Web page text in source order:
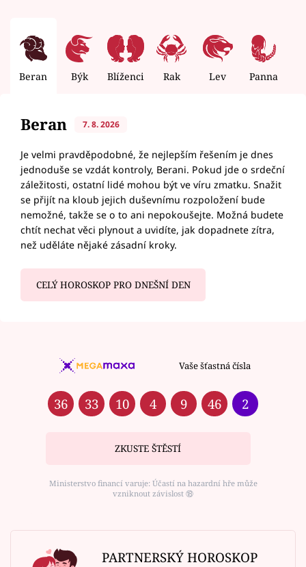
Beran Býk Blíženci Rak Lev Panna
Beran 7. 8. 2026
Je velmi pravděpodobné, že nejlepším řešením je dnes
jednoduše se vzdát kontroly, Berani. Pokud jde o srdeční
záležitosti, ostatní lidé mohou být ve víru zmatku. Snažit
se přijít na kloub jejich duševnímu rozpoložení bude
nemožné, takže se o to ani nepokoušejte. Možná budete
chtít nechat věci plynout a uvidíte, jak dopadnete zítra,
než uděláte nějaké zásadní kroky.
CELÝ HOROSKOP PRO DNEŠNÍ DEN
Vaše šťastná čísla
36 33 10 4 9 46 2
ZKUSTE ŠTĚSTÍ
Ministerstvo financí varuje: Účastí na hazardní hře může
vzniknout závislost ⑱
PARTNERSKÝ HOROSKOP